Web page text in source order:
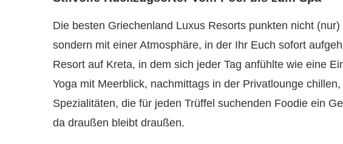
Die besten Griechenland Luxus Resorts punkten nicht
sondern mit einer Atmosphäre, in der Ihr Euch sofort
Resort auf Kreta, in dem sich jeder Tag anfühlte wie eine
Yoga mit Meerblick, nachmittags in der Privatlounge
Spezialitäten, die für jeden Trüffel suchenden Foodie ein
da draußen bleibt draußen.